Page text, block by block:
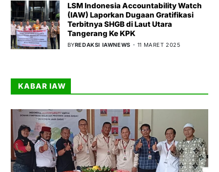
LSM Indonesia Accountability Watch
(IAW) Laporkan Dugaan Gratifikasi
Terbitnya SHGB di Laut Utara
Tangerang Ke KPK
BYREDAKSI IAWNEWS 11 MARET 2025
KABAR IAW